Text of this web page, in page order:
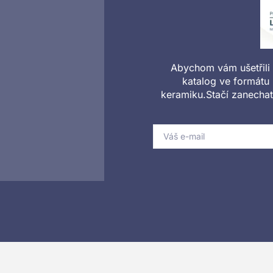
Abychom vám
katalog ve formátu
keramiku.Stačí